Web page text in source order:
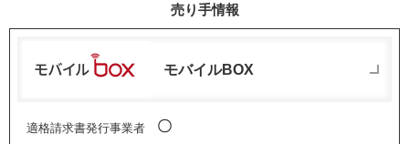
売り手情報
モバイルBOX
適格請求書発行事業者 〇